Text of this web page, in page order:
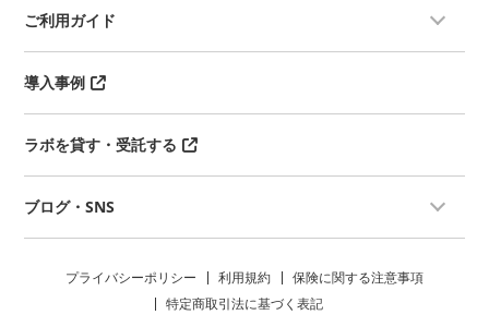
ご利用ガイド
導入事例
ラボを貸す・受託する
ブログ・SNS
プライバシーポリシー 利用規約
保険に関する注意事項
特定商取引法に基づく表記